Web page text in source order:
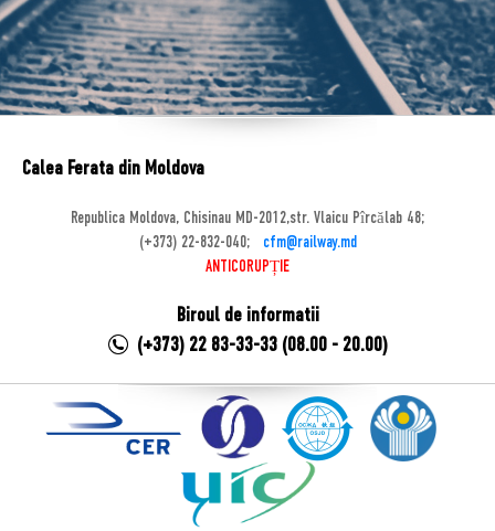
Calea Ferata din Moldova
Republica Moldova, Chisinau MD-2012,str. Vlaicu Pîrcălab 48;
(+373) 22-832-040;
cfm@railway.md
ANTICORUPȚIE
Biroul de informatii
(+373) 22 83-33-33 (08.00 - 20.00)